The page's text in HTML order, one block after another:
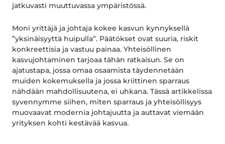
jatkuvasti muuttuvassa ympäristössä.
Moni yrittäjä ja johtaja kokee kasvun kynnyksellä
”yksinäisyyttä huipulla”. Päätökset ovat suuria, riskit
konkreettisia ja vastuu painaa. Yhteisöllinen
kasvujohtaminen tarjoaa tähän ratkaisun. Se on
ajatustapa, jossa omaa osaamista täydennetään
muiden kokemuksella ja jossa kriittinen sparraus
nähdään mahdollisuutena, ei uhkana. Tässä artikkelissa
syvennymme siihen, miten sparraus ja yhteisöllisyys
muovaavat modernia johtajuutta ja auttavat viemään
yrityksen kohti kestävää kasvua.